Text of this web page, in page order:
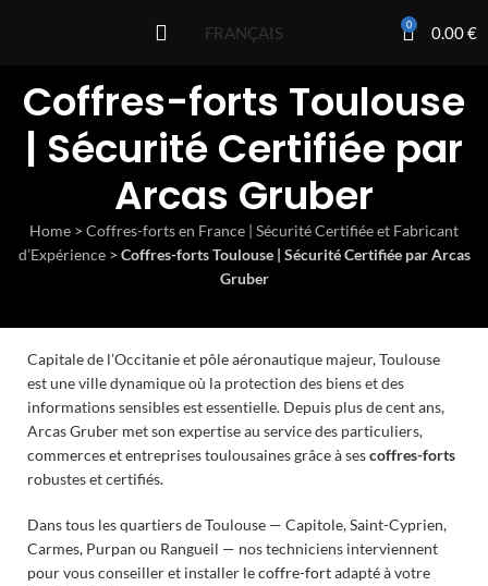
FRANÇAIS 0 0.00€
Coffres-forts Toulouse
| Sécurité Certifiée par
Arcas Gruber
Home > Coffres-forts en France | Sécurité Certifiée et Fabricant
d’Expérience> Coffres-forts Toulouse | Sécurité Certifiée par Arcas
Gruber
Capitale de l’Occitanie et pôle aéronautique majeur, Toulouse
est une ville dynamique où la protection des biens et des
informations sensibles est essentielle. Depuis plus de cent ans,
Arcas Gruber met son expertise au service des particuliers,
commerces et entreprises toulousaines grâce à sescoffres-forts
robustes et certifiés.
Dans tous les quartiers de Toulouse — Capitole, Saint-Cyprien,
Carmes, Purpan ou Rangueil — nos techniciens interviennent
pour vous conseiller et installer lecoffre-fortadapté à votre